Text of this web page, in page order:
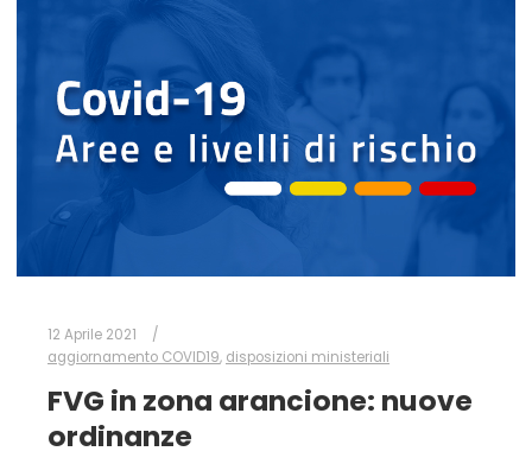
12 Aprile 2021
aggiornamento COVID19, disposizioni ministeriali
FVG in zona arancione: nuove
ordinanze